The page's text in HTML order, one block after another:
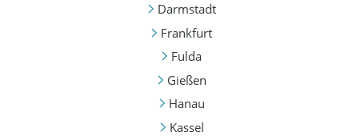
Darmstadt
Frankfurt
Fulda
Gießen
Hanau
Kassel